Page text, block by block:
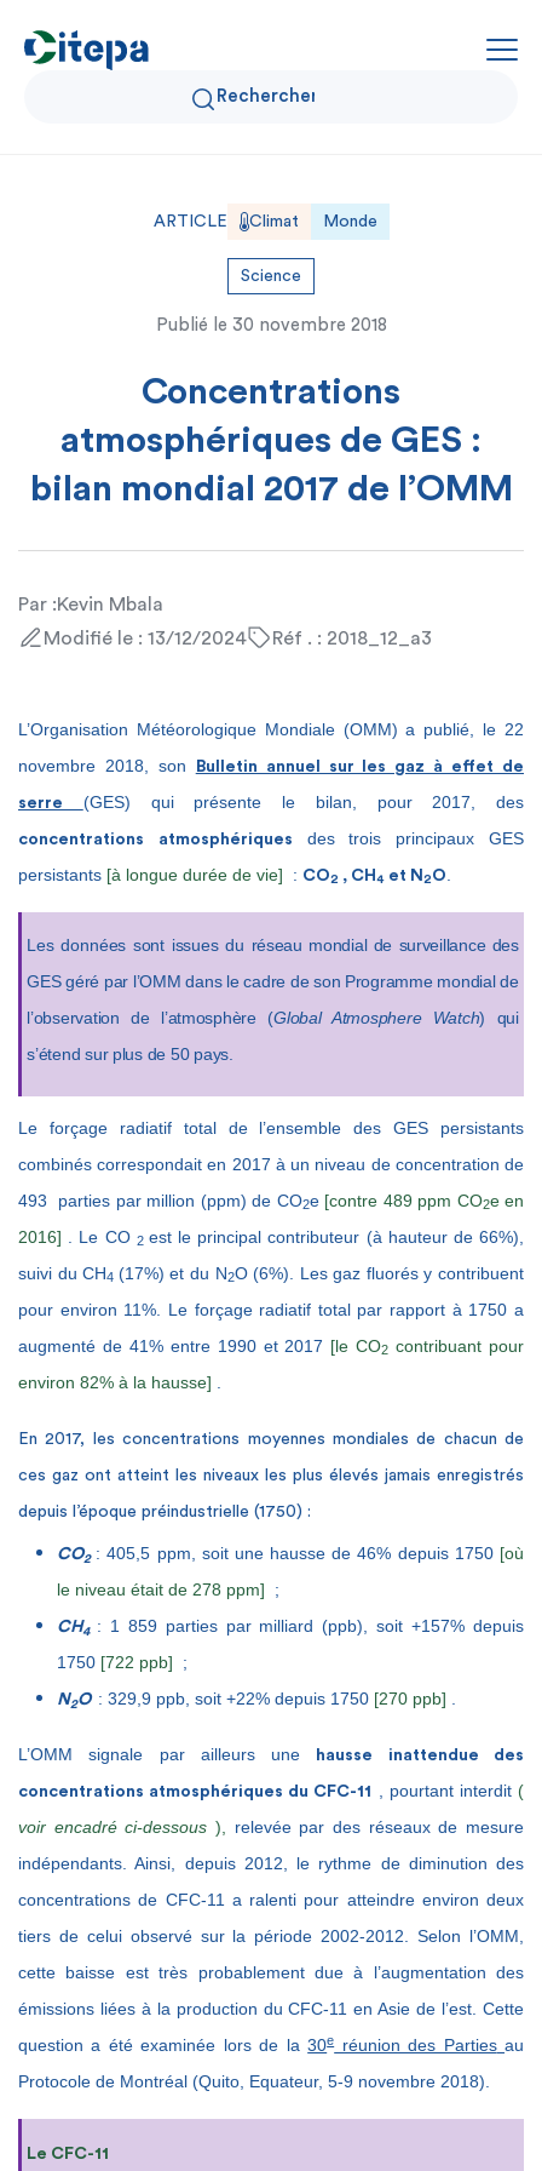
Qui sommes-nous ?
Données Air et Climat
Expertise et solutions
ARTICLE Climat Monde
Science
Publié le 30 novembre 2018
Concentrations
atmosphériques de GES :
bilan mondial 2017 de l’OMM
Par :Kevin Mbala
Modifié le : 13/12/2024
Réf . : 2018_12_a3
L’Organisation Météorologique Mondiale (OMM) a publié, le 22
novembre 2018, son
Bulletin annuel sur les gaz à effet de
serre (GES) qui présente le bilan, pour 2017, des
concentrations atmosphériques
des trois principaux GES
persistants [à longue durée de vie] : CO2 , CH 4 et N 2 O
Les données sont issues du réseau mondial de surveillance des
GES géré par l’OMM dans le cadre de son Programme mondial de
l’observation de l’atmosphère (Global Atmosphere Watch) qui
s’étend sur plus de 50 pays.
Le forçage radiatif total de l’ensemble des GES persistants
combinés correspondait en 2017 à un niveau de concentration de
493
parties par million (ppm) de CO2e [contre 489 ppm CO2e en
2016]
. Le CO 2 est le principal contributeur (à hauteur de 66%),
suivi du CH4 (17%) et du N2O (6%). Les gaz fluorés y contribuent
pour environ 11%. Le forçage radiatif total par rapport à 1750 a
augmenté de 41% entre 1990 et 2017 [le CO2 contribuant pour
environ 82% à la hausse]
En 2017, les concentrations moyennes mondiales de chacun de
ces gaz ont atteint les niveaux les plus élevés jamais enregistrés
depuis l’époque préindustrielle (1750) :
CO2 : 405,5 ppm, soit une hausse de 46% depuis 1750 [où
le niveau était de 278 ppm]
;
CH4
: 1 859 parties par milliard (ppb), soit +157% depuis
1750 [722 ppb] ;
N2O : 329,9 ppb, soit +22% depuis 1750 [270 ppb]
L’OMM signale par ailleurs une hausse inattendue des
concentrations atmosphériques du CFC-11 , pourtant interdit (
voir encadré ci-dessous ),
relevée par des réseaux de mesure
indépendants. Ainsi, depuis 2012, le rythme de diminution des
concentrations de CFC-11 a ralenti pour atteindre environ deux
tiers de celui observé sur la période 2002-2012. Selon l’OMM,
cette baisse est très probablement due à l’augmentation des
émissions liées à la production du CFC-11 en Asie de l’est. Cette
question a été examinée lors de la30eréunion des Parties au
Protocole de Montréal (Quito, Equateur, 5-9 novembre 2018).
Le CFC-11